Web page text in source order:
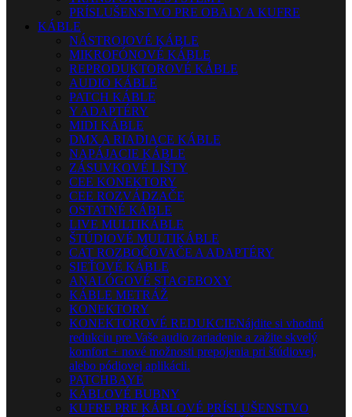
PRÍSLUŠENSTVO PRE OBALY A KUFRE
KÁBLE
NÁSTROJOVÉ KÁBLE
MIKROFÓNOVÉ KÁBLE
REPRODUKTOROVÉ KÁBLE
AUDIO KÁBLE
PATCH KÁBLE
Y ADAPTÉRY
MIDI KÁBLE
DMX A RIADIACE KÁBLE
NAPÁJACIE KÁBLE
ZÁSUVKOVÉ LIŠTY
CEE KONEKTORY
CEE ROZVÁDZAČE
OSTATNÉ KÁBLE
LIVE MULTIKÁBLE
ŠTÚDIOVÉ MULTIKÁBLE
CAT ROZBOČOVAČE A ADAPTÉRY
SIEŤOVÉ KÁBLE
ANALÓGOVÉ STAGEBOXY
KÁBLE METRÁŽ
KONEKTORY
KONEKTOROVÉ REDUKCIENájdite si vhodnú
redukciu pre Vaše audio zariadenie a zažite skvelý
komfort + nové možnosti prepojenia pri štúdiovej,
alebo pódiovej aplikácii.
PATCHBAYE
KÁBLOVÉ BUBNY
KUFRE PRE KÁBLOVÉ PRÍSLUŠENSTVO